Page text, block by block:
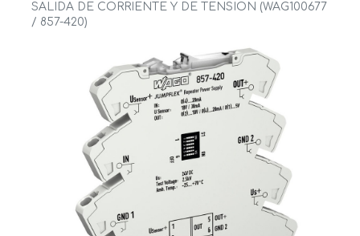
SALIDA DE CORRIENTE Y DE TENSION (WAG100677
/ 857-420)